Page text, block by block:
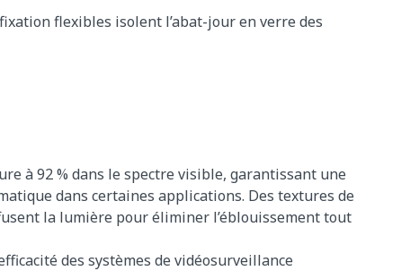
flexibles isolent l’abat-jour en verre des
à 92 % dans le spectre visible, garantissant une
dans certaines applications. Des textures de
la lumière pour éliminer l’éblouissement tout
des systèmes de vidéosurveillance